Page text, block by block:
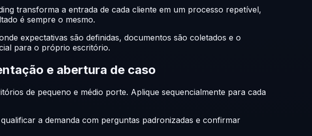
transforma a entrada de cada cliente em um processo repetível,
é sempre o mesmo.
expectativas são definidas, documentos são coletados e o
para o próprio escritório.
e abertura de caso
de pequeno e médio porte. Aplique sequencialmente para cada
a demanda com perguntas padronizadas e confirmar